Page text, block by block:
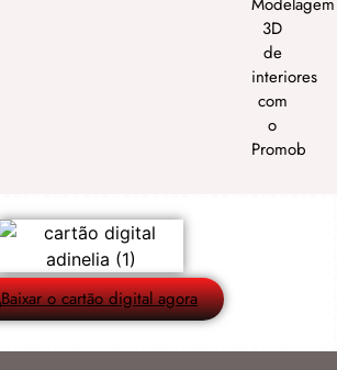
Baixar o cartão digital agora